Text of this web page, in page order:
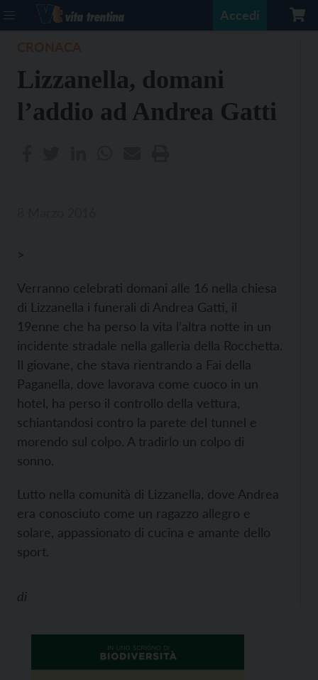
Accedi
Lizzanella, domani
l’addio ad Andrea Gatti
>
Verranno celebrati domani alle 16 nella chiesa
di Lizzanella i funerali di Andrea Gatti, il
19enne che ha perso la vita l’altra notte in un
incidente stradale nella galleria della Rocchetta.
Il giovane, che stava rientrando a Fai della
Paganella, dove lavorava come cuoco in un
hotel, ha perso il controllo della vettura,
schiantandosi contro la parete del tunnel e
morendo sul colpo. A tradirlo un colpo di
sonno.
Lutto nella comunità di Lizzanella, dove Andrea
era conosciuto come un ragazzo allegro e
solare, appassionato di cucina e amante dello
sport.
di